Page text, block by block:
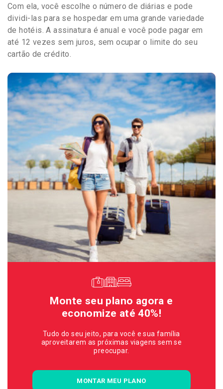
Com ela, você escolhe o número de diárias e pode
dividi-las para se hospedar em uma grande variedade
de hotéis. A assinatura é anual e você pode pagar em
até 12 vezes sem juros, sem ocupar o limite do seu
cartão de crédito.
Monte seu plano agora e
economize até 40%!
Tudo do seu jeito, para você e sua família
aproveitarem as próximas viagens sem se
preocupar.
MONTAR MEU PLANO